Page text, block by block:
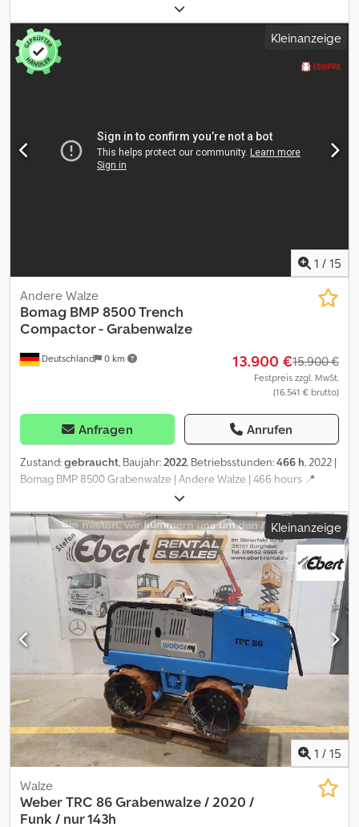
Kleinanzeige
1 / 15
Deutschland 0 km
Andere Walze
Bomag BMP 8500 Trench
Compactor - Grabenwalze
13.900 €15.900 €
Festpreis zzgl. MwSt.
(16.541 € brutto)
Anfragen Anrufen
Zustand:gebraucht, Baujahr:2022, Betriebsstunden:466 h, 2022 |
Bomag BMP 8500 Grabenwalze | Andere Walze | 466 hours 📍
Location: Deutschland 🚛 Delivery available to your destination –
Use our shipping calculator to estimate transport costs! 💰 Buy
Now for EUR 13900 or Make an Offer. Payment at delivery available
for an affordable fee (subject to approval)* 👷‍♂️ Inspected by an
independent expert 27 Inspektionspunkte 27 genehmigt ✅ 0
unvollkommene ℹ️ 0 Ausgaben ⚠️ Csdpfx Ahey Sbg Nozjha 📌
Inspector's Comment: Keine Mängel festgestellt 📄 Want to see
the full inspection, extra photos, or a video? Tip: The reference
"40835 Equippo" is commonly used when looking up more details
online. 💡 Why this machine and our service stands out: ✔
Thorough inspection by professionals ✔ Jobsite delivery available
✔ Money-Back Guaranteed ✔ Secure and flexible payment
options 🔄 Considering other equipment options? We offer
helpful tools and resources for all equipment owners and
operators – easily accessible on our platform.
Kleinanzeige
1 / 15
Walze
WeberTRC 86 Grabenwalze / 2020 /
Funk / nur 143h